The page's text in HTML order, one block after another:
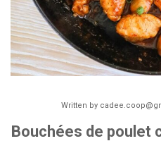
Written by
Bouchées de poulet